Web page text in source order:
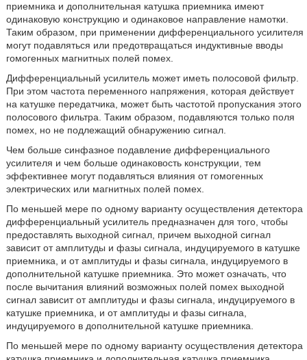
приемника и дополнительная катушка приемника имеют
одинаковую конструкцию и одинаковое направление намотки.
Таким образом, при применении дифференциального усилителя
могут подавляться или предотвращаться индуктивные вводы
гомогенных магнитных полей помех.
Дифференциальный усилитель может иметь полосовой фильтр.
При этом частота переменного напряжения, которая действует
на катушке передатчика, может быть частотой пропускания этого
полосового фильтра. Таким образом, подавляются только поля
помех, но не подлежащий обнаружению сигнал.
Чем больше синфазное подавление дифференциального
усилителя и чем больше одинаковость конструкции, тем
эффективнее могут подавляться влияния от гомогенных
электрических или магнитных полей помех.
По меньшей мере по одному варианту осуществления детектора
дифференциальный усилитель предназначен для того, чтобы
предоставлять выходной сигнал, причем выходной сигнал
зависит от амплитуды и фазы сигнала, индуцируемого в катушке
приемника, и от амплитуды и фазы сигнала, индуцируемого в
дополнительной катушке приемника. Это может означать, что
после вычитания влияний возможных полей помех выходной
сигнал зависит от амплитуды и фазы сигнала, индуцируемого в
катушке приемника, и от амплитуды и фазы сигнала,
индуцируемого в дополнительной катушке приемника.
По меньшей мере по одному варианту осуществления детектора